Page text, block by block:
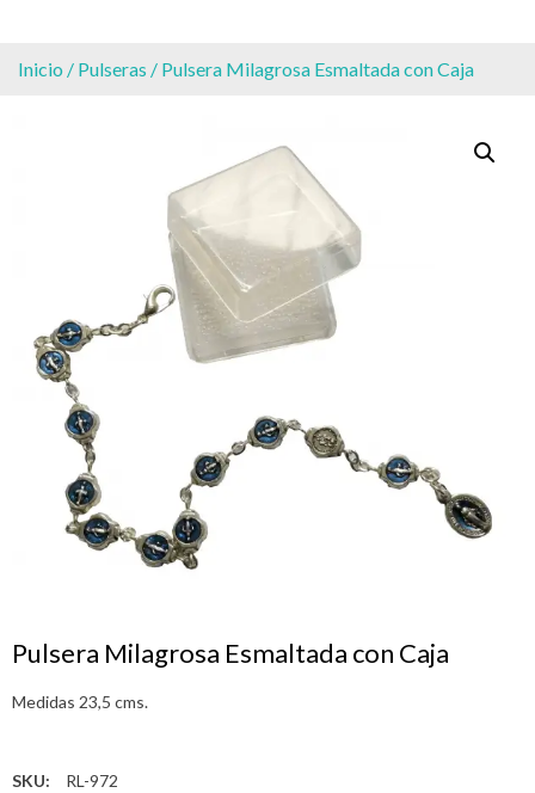
Inicio / Pulseras / Pulsera Milagrosa Esmaltada con Caja
Pulsera Milagrosa Esmaltada con Caja
Medidas 23,5 cms.
SKU: RL-972